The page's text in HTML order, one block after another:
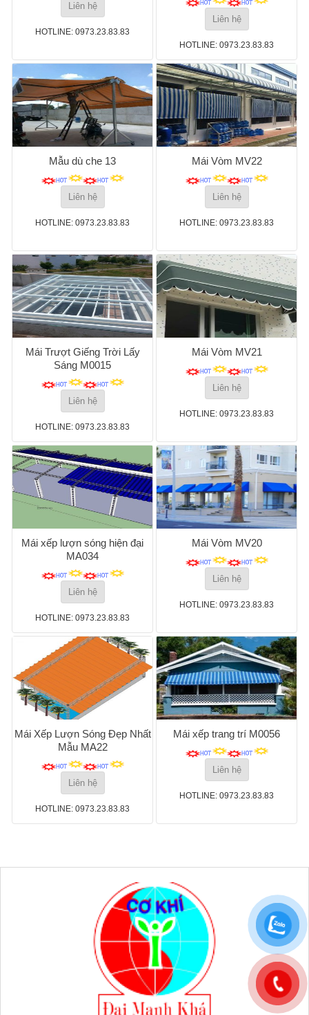
Liên hệ
HOTLINE: 0973.23.83.83
Liên hệ
HOTLINE: 0973.23.83.83
Mẫu dù che 13
Liên hệ
HOTLINE: 0973.23.83.83
Mái Vòm MV22
Liên hệ
HOTLINE: 0973.23.83.83
Mái Trượt Giếng Trời Lấy
Sáng M0015
Liên hệ
HOTLINE: 0973.23.83.83
Mái Vòm MV21
Liên hệ
HOTLINE: 0973.23.83.83
Mái xếp lượn sóng hiện đại
MA034
Liên hệ
HOTLINE: 0973.23.83.83
Mái Vòm MV20
Liên hệ
HOTLINE: 0973.23.83.83
Mái Xếp Lượn Sóng Đẹp Nhất
Mẫu MA22
Liên hệ
HOTLINE: 0973.23.83.83
Mái xếp trang trí M0056
Liên hệ
HOTLINE: 0973.23.83.83